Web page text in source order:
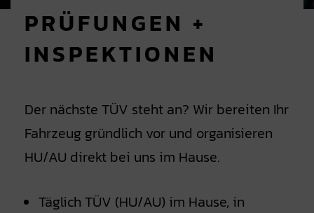
PRÜFUNGEN +
INSPEKTIONEN
Der nächste TÜV steht an? Wir bereiten Ihr
Fahrzeug gründlich vor und organisieren
HU/AU direkt bei uns im Hause.
Täglich TÜV (HU/AU) im Hause, in